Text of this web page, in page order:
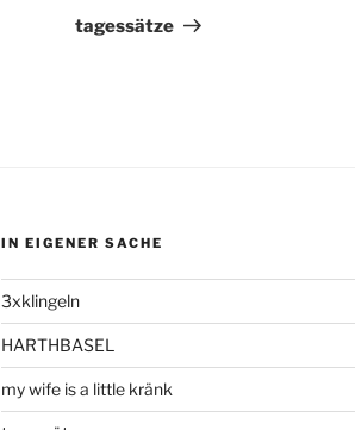
Beitrag
tagessätze
IN EIGENER SACHE
3xklingeln
HARTHBASEL
my wife is a little kränk